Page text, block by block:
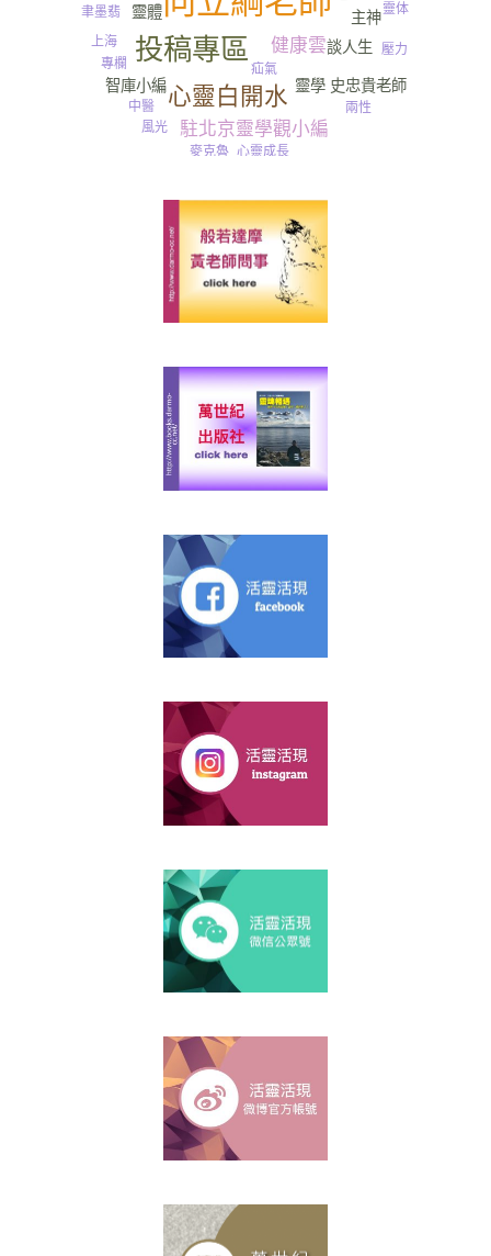
投稿專區
心靈白開水
健康雲
駐北京靈學觀小編
靈體
靈學
主神
談人生
史忠貴老師
智庫小編
上海
聿墨翡
風光
麥克魯
中醫
心靈成長
靈体
專欄
兩性
壓力
疝氣